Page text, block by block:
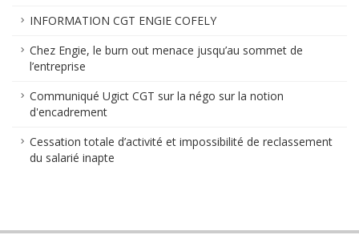
INFORMATION CGT ENGIE COFELY
Chez Engie, le burn out menace jusqu’au sommet de
l’entreprise
Communiqué Ugict CGT sur la négo sur la notion
d'encadrement
Cessation totale d’activité et impossibilité de reclassement
du salarié inapte